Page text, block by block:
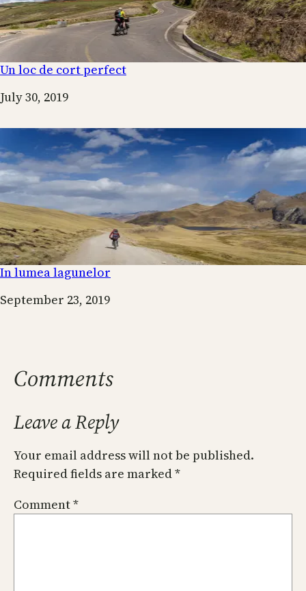
Un loc de cort perfect
Date
July 30, 2019
In lumea lagunelor
Date
September 23, 2019
Comments
Leave a Reply
Your email address will not be published.
Required fields are marked*
Comment*